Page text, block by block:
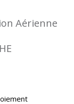
Aérienne